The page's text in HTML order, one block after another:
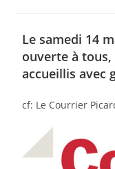
Le samedi 14
ouverte à
accueillis avec
cf: Le Courrier